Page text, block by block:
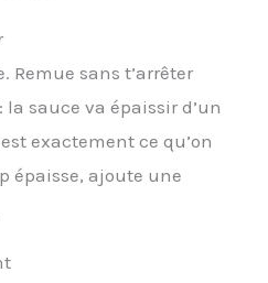
Remue sans t’arrêter
sauce va épaissir d’un
exactement ce qu’on
épaisse, ajoute une